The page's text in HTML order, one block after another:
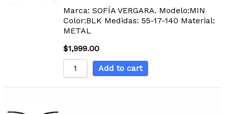
Marca: SOFÍA VERGARA. Modelo:MIN
Color:BLK Medidas: 55-17-140 Material:
METAL
$1,999.00
Add to cart